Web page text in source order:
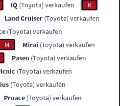
IQ (Toyota) verkaufen
K
Land Cruiser (Toyota) verkaufen
(Toyota) verkaufen
M Mirai (Toyota) verkaufen
Paseo (Toyota) verkaufen
(Toyota) verkaufen
(Toyota) verkaufen
Proace (Toyota) verkaufen